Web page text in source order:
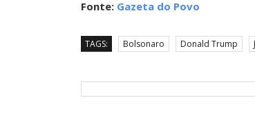
Fonte: Gazeta do Povo
TAGS: Bolsonaro Donald Trump